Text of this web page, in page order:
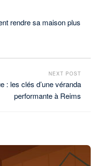
rendre sa maison plus
NEXT POST
: les clés d’une véranda
performante à Reims